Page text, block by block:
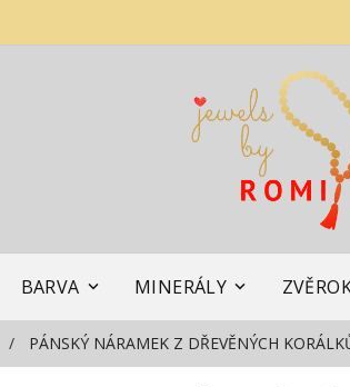
BARVA MINERÁLY
PÁNSKÝ NÁRAMEK Z DŘEVĚNÝCH